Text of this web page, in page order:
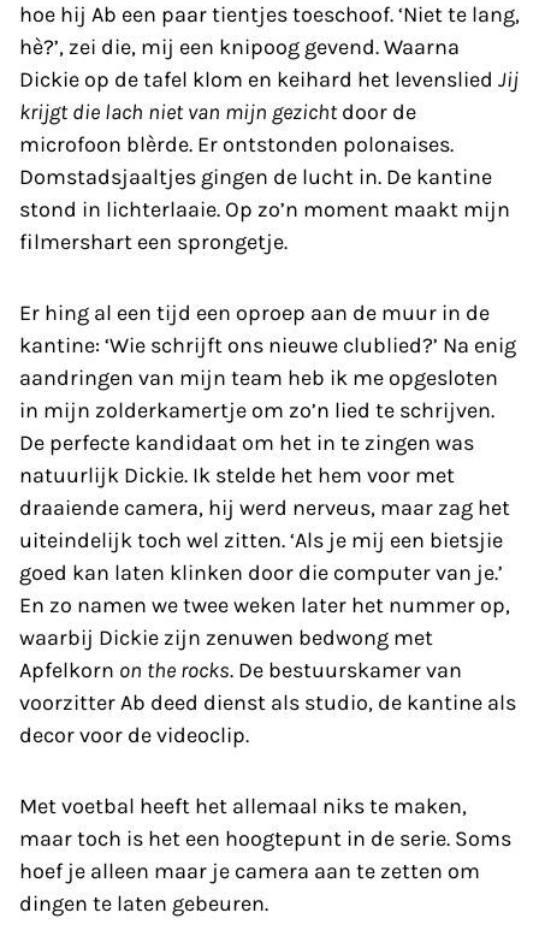
hoe hij Ab een paar tientjes toeschoof. ‘Niet te lang,
hè?’, zei die, mij een knipoog gevend. Waarna
Dickie op de tafel klom en keihard het levenslied Jij
krijgt die lach niet van mijn gezichtdoor de
microfoon blèrde. Er ontstonden polonaises.
Domstadsjaaltjes gingen de lucht in. De kantine
stond in lichterlaaie. Op zo’n moment maakt mijn
filmershart een sprongetje.
Er hing al een tijd een oproep aan de muur in de
kantine: ‘Wie schrijft ons nieuwe clublied?’ Na enig
aandringen van mijn team heb ik me opgesloten
in mijn zolderkamertje om zo’n lied te schrijven.
De perfecte kandidaat om het in te zingen was
natuurlijk Dickie. Ik stelde het hem voor met
draaiende camera, hij werd nerveus, maar zag het
uiteindelijk toch wel zitten. ‘Als je mij een bietsjie
goed kan laten klinken door die computer van je.’
En zo namen we twee weken later het nummer op,
waarbij Dickie zijn zenuwen bedwong met
Apfelkorn on the rocks. De bestuurskamer van
voorzitter Ab deed dienst als studio, de kantine als
decor voor de videoclip.
Met voetbal heeft het allemaal niks te maken,
maar toch is het een hoogtepunt in de serie. Soms
hoef je alleen maar je camera aan te zetten om
dingen te laten gebeuren.